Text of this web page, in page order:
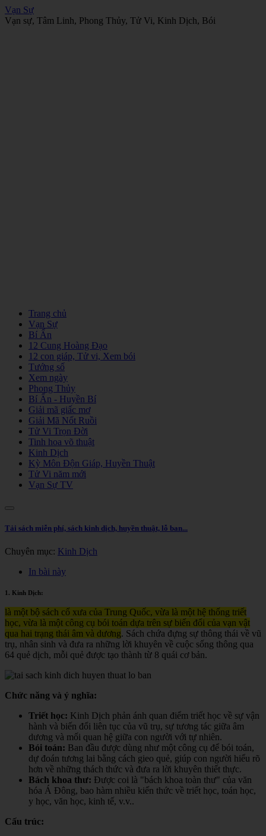
Vạn Sự
Vạn sự, Tâm Linh, Phong Thủy, Tử Vi, Kinh Dịch, Bói
Trang chủ
Vạn Sự
Bí Ẩn
12 Cung Hoàng Đạo
12 con giáp, Tử vi, Xem bói
Tướng số
Xem ngày
Phong Thủy
Bí Ẩn - Huyền Bí
Giải mã giấc mơ
Giải Mã Nốt Ruồi
Tử Vi Trọn Đời
Tinh hoa võ thuật
Kinh Dịch
Kỳ Môn Độn Giáp, Huyền Thuật
Tử Vi năm mới
Vạn Sự TV
Tải sách miễn phí, sách kinh dịch, huyền thuật, lỗ ban...
Chuyên mục: Kinh Dịch
In bài này
1. Kinh Dịch:
là một bộ sách cổ xưa của Trung Quốc, vừa là một hệ thống triết
học, vừa là một công cụ bói toán dựa trên sự biến đổi của vạn vật
qua hai trạng thái âm và dương. Sách chứa đựng sự thông thái về vũ
trụ, nhân sinh và đưa ra những lời khuyên về cuộc sống thông qua
64 quẻ dịch, mỗi quẻ được tạo thành từ 8 quái cơ bản.
Chức năng và ý nghĩa:
Triết học: Kinh Dịch phản ánh quan điểm triết học về sự vận
hành và biến đổi liên tục của vũ trụ, sự tương tác giữa âm
dương và mối quan hệ giữa con người với tự nhiên.
Bói toán: Ban đầu được dùng như một công cụ để bói toán,
dự đoán tương lai bằng cách gieo quẻ, giúp con người hiểu rõ
hơn về những thách thức và đưa ra lời khuyên thiết thực.
Bách khoa thư: Được coi là "bách khoa toàn thư" của văn
hóa Á Đông, bao hàm nhiều kiến thức về triết học, toán học,
y học, văn học, kinh tế, v.v..
Cấu trúc: